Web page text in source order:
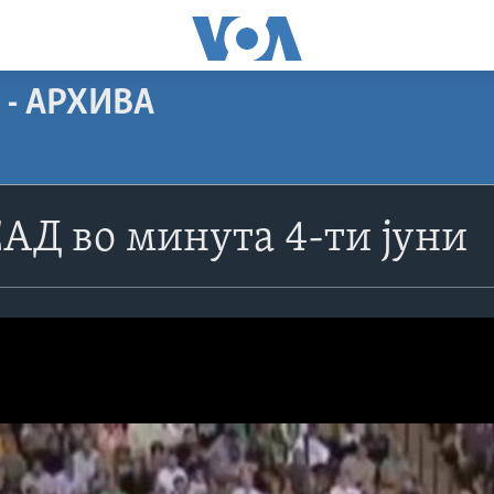
АРХИВА
во минута 4-ти јуни